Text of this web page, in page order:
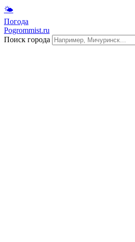
🌤
Погода
Pogrommist.ru
Поиск города